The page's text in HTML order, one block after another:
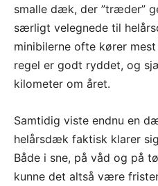
smalle dæk, der ”træder”
særligt velegnede til
minibilerne ofte kører
regel er godt ryddet, og
kilometer om året.
Samtidig viste endnu en
helårsdæk faktisk klarer
Både i sne, på våd og på
kunne det altså være